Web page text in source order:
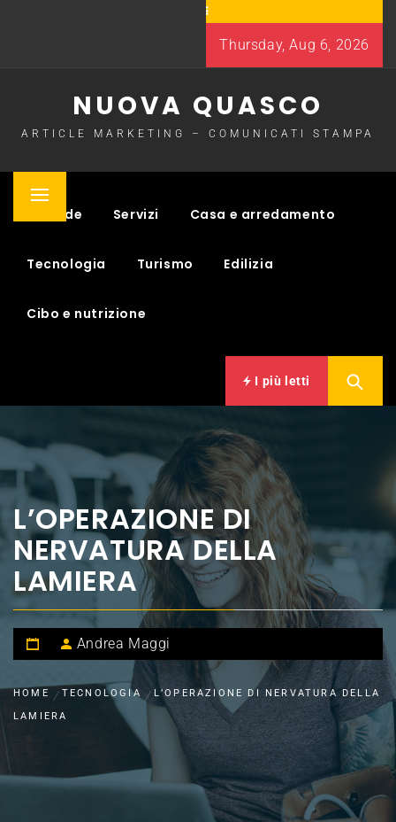
Thursday, Aug 6, 2026
NUOVA QUASCO
ARTICLE MARKETING – COMUNICATI STAMPA
Primary
Aziende Servizi Casa e arredamento
Tecnologia Turismo Edilizia
Cibo e nutrizione
I più letti
L’OPERAZIONE DI
NERVATURA DELLA
LAMIERA
Andrea Maggi
HOME TECNOLOGIA
L’OPERAZIONE DI NERVATURA DELLA
LAMIERA